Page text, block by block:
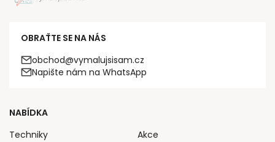
OBRAŤTE SE NA NÁS
obchod@vymalujsisam.cz
Napište nám na WhatsApp
NABÍDKA
Techniky
Akce